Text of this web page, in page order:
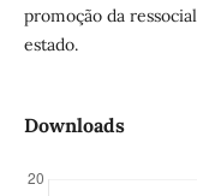
promoção da
estado.
Downloads